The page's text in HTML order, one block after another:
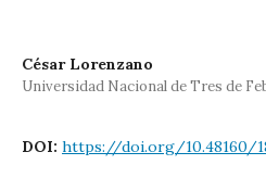
César Lorenzano
Universidad Nacional de Tres de
DOI: https://doi.org/10.48160/